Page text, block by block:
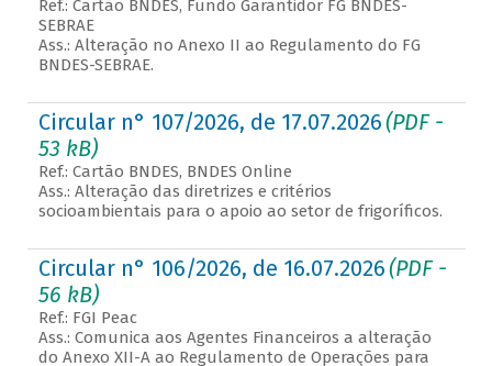
Ref.: Cartão BNDES, Fundo Garantidor FG BNDES-
SEBRAE
Ass.: Alteração no Anexo II ao Regulamento do FG
BNDES-SEBRAE.
Circular n° 107/2026, de 17.07.2026(PDF -
53 kB)
Ref.: Cartão BNDES, BNDES Online
Ass.: Alteração das diretrizes e critérios
socioambientais para o apoio ao setor de frigoríficos.
Circular n° 106/2026, de 16.07.2026(PDF -
56 kB)
Ref.: FGI Peac
Ass.: Comunica aos Agentes Financeiros a alteração
do Anexo XII-A ao Regulamento de Operações para